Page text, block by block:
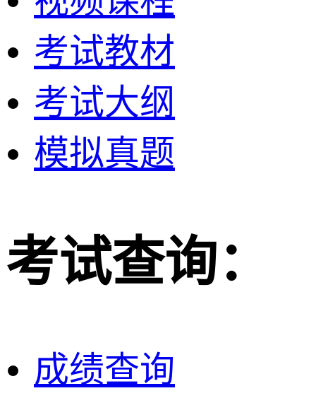
考试教材
考试大纲
模拟真题
考试查询：
成绩查询